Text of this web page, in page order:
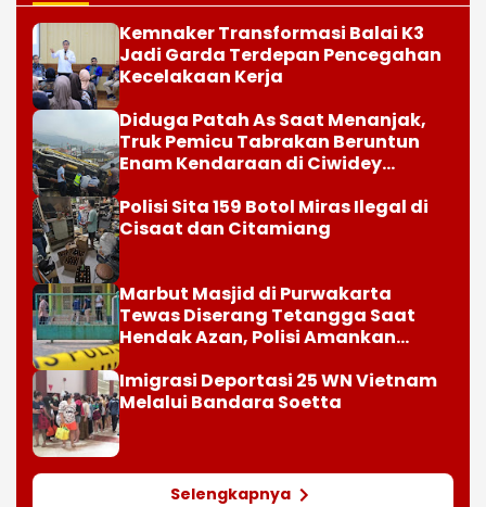
Kemnaker Transformasi Balai K3
Jadi Garda Terdepan Pencegahan
Kecelakaan Kerja
Diduga Patah As Saat Menanjak,
Truk Pemicu Tabrakan Beruntun
Enam Kendaraan di Ciwidey
Polisi Sita 159 Botol Miras Ilegal di
Cisaat dan Citamiang
Marbut Masjid di Purwakarta
Tewas Diserang Tetangga Saat
Hendak Azan, Polisi Amankan
Imigrasi Deportasi 25 WN Vietnam
Melalui Bandara Soetta
Selengkapnya